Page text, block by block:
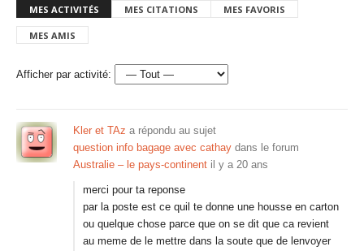
MES ACTIVITÉS MES CITATIONS MES FAVORIS
MES AMIS
Afficher par activité:
Kler et TAz a répondu au sujet
question info bagage avec cathay dans le forum
Australie – le pays-continent il y a 20 ans
merci pour ta reponse
par la poste est ce quil te donne une housse en carton
ou quelque chose parce que on se dit que ca revient
au meme de le mettre dans la soute que de lenvoyer